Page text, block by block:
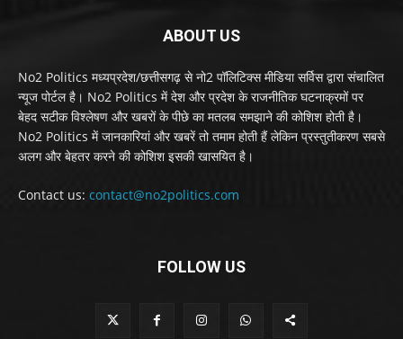
ABOUT US
No2 Politics मध्यप्रदेश/छत्तीसगढ़ से नो2 पॉलिटिक्स मीडिया सर्विस द्वारा संचालित
न्यूज पोर्टल है। No2 Politics में देश और प्रदेश के राजनीतिक घटनाक्रमों पर
बेहद सटीक विश्लेषण और खबरों के पीछे का मतलब समझाने की कोशिश होती है।
No2 Politics में जानकारियां और खबरें तो तमाम होती हैं लेकिन प्रस्तुतीकरण सबसे
अलग और बेहतर करने की कोशिश इसकी खासयित है।
Contact us: contact@no2politics.com
FOLLOW US